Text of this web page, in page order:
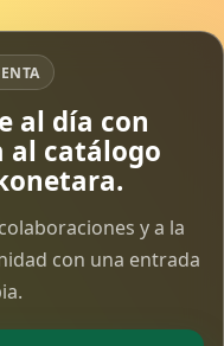
al día con
al catálogo
y a la
con una entrada